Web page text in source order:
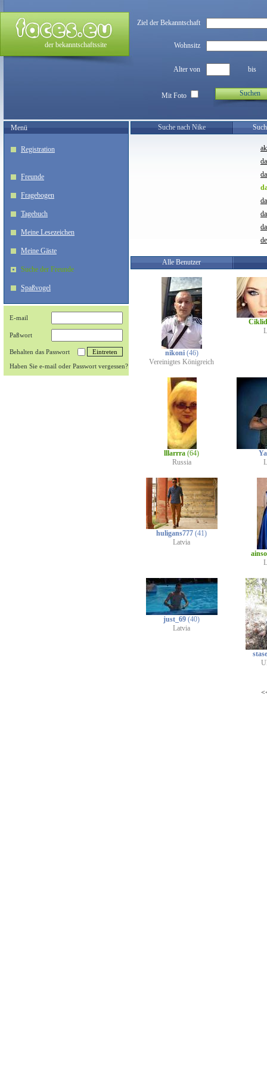
der bekanntschaftssite
Ziel der Bekanntschaft
Wohnsitz
Alter von bis
Mit Foto Suchen
Menü
Registration
Freunde
Fragebogen
Tagebuch
Meine Lesezeichen
Meine Gäste
Suche der Freunde
Spaßvogel
E-mail
Paßwort
Behalten das Passwort
Haben Sie e-mail oder Passwort vergessen?
Suche nach Nike
Alle Benutzer
nikoni (46)
Vereinigtes Königreich
lllarrra (64)
Russia
huligans777 (41)
Latvia
just_69 (40)
Latvia